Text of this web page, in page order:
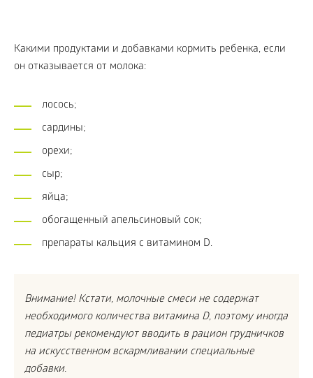
Какими продуктами и добавками кормить ребенка, если
он отказывается от молока:
лосось;
сардины;
орехи;
сыр;
яйца;
обогащенный апельсиновый сок;
препараты кальция с витамином D.
Внимание! Кстати, молочные смеси не содержат
необходимого количества витамина D, поэтому иногда
педиатры рекомендуют вводить в рацион грудничков
на искусственном вскармливании специальные
добавки.